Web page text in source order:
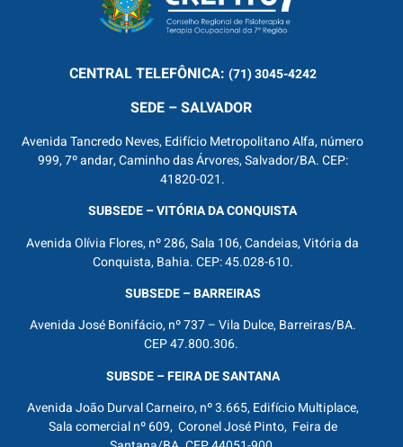
CENTRALTELEFÔNICA: (71) 3045-4242
SEDE – SALVADOR
Avenida Tancredo Neves, Edifício Metropolitano Alfa, número
999, 7º andar, Caminho das Árvores, Salvador/BA. CEP:
41820-021.
SUBSEDE – VITÓRIA DA CONQUISTA
Avenida Olívia Flores, nº 286, Sala 106, Candeias, Vitória da
Conquista, Bahia. CEP: 45.028-610.
SUBSEDE – BARREIRAS
Avenida José Bonifácio, nº 737 – Vila Dulce, Barreiras/BA.
CEP 47.800.306.
SUBSDE – FEIRA DE SANTANA
Avenida João Durval Carneiro, nº 3.665, Edifício Multiplace,
Sala comercial nº 609, Coronel José Pinto, Feira de